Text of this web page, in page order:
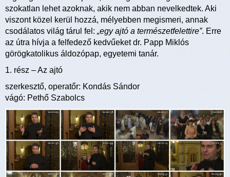
szokatlan lehet azoknak, akik nem abban nevelkedtek. Aki
viszont közel kerül hozzá, mélyebben megismeri, annak
csodálatos világ tárul fel: „egy ajtó a természetfelettire”. Erre
az útra hívja a felfedező kedvűeket dr. Papp Miklós
görögkatolikus áldozópap, egyetemi tanár.
1. rész – Az ajtó
szerkesztő, operatőr: Kondás Sándor
vágó: Pethő Szabolcs